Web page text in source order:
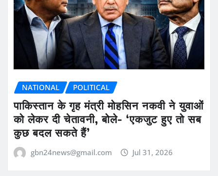
NATIONAL POLITICAL
पाकिस्तान के गृह मंत्री मोहसिन नकवी ने युवाओं
को लेकर दी चेतावनी, बोले- ‘एकजुट हुए तो सब
कुछ बदल सकते हैं’
gbn24news@gmail.com Jul 31, 2026